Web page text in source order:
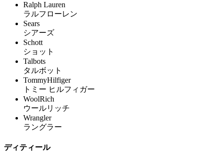
Ralph Lauren
ラルフローレン
Sears
シアーズ
Schott
ショット
Talbots
タルボット
TommyHilfiger
トミー ヒルフィガー
WoolRich
ウールリッチ
Wrangler
ラングラー
ディティール